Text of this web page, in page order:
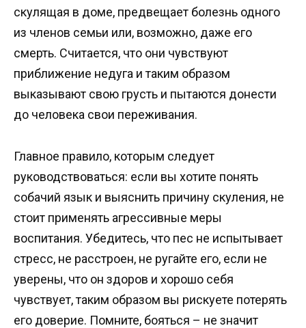
скулящая в доме, предвещает болезнь одного
из членов семьи или, возможно, даже его
смерть. Считается, что они чувствуют
приближение недуга и таким образом
выказывают свою грусть и пытаются донести
до человека свои переживания.
Главное правило, которым следует
руководствоваться: если вы хотите понять
собачий язык и выяснить причину скуления, не
стоит применять агрессивные меры
воспитания. Убедитесь, что пес не испытывает
стресс, не расстроен, не ругайте его, если не
уверены, что он здоров и хорошо себя
чувствует, таким образом вы рискуете потерять
его доверие. Помните, бояться – не значит